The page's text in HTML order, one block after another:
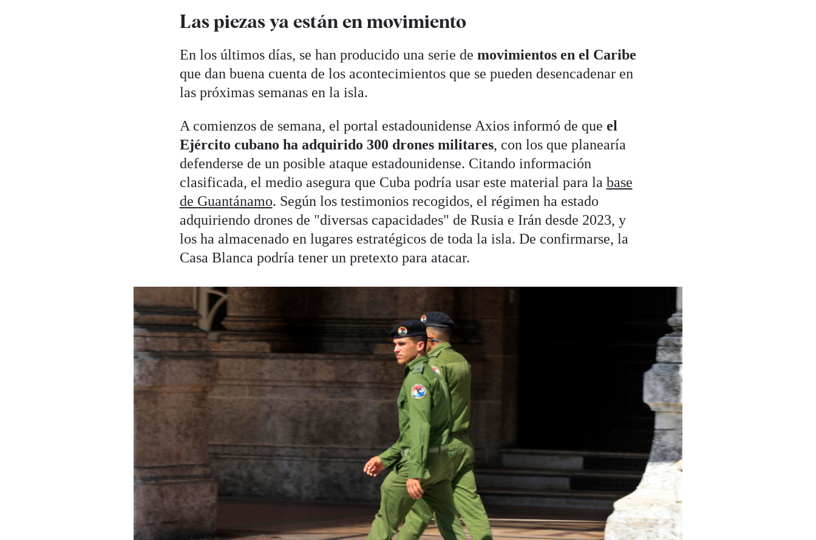
Las piezas ya están en movimiento
En los últimos días, se han producido una serie de movimientos en el Caribe
que dan buena cuenta de los acontecimientos que se pueden desencadenar en
las próximas semanas en la isla.
A comienzos de semana, el portal estadounidense Axios informó de que el
Ejército cubano ha adquirido 300 drones militares, con los que planearía
defenderse de un posible ataque estadounidense. Citando información
clasificada, el medio asegura que Cuba podría usar este material para la base
de Guantánamo. Según los testimonios recogidos, el régimen ha estado
adquiriendo drones de "diversas capacidades" de Rusia e Irán desde 2023, y
los ha almacenado en lugares estratégicos de toda la isla. De confirmarse, la
Casa Blanca podría tener un pretexto para atacar.